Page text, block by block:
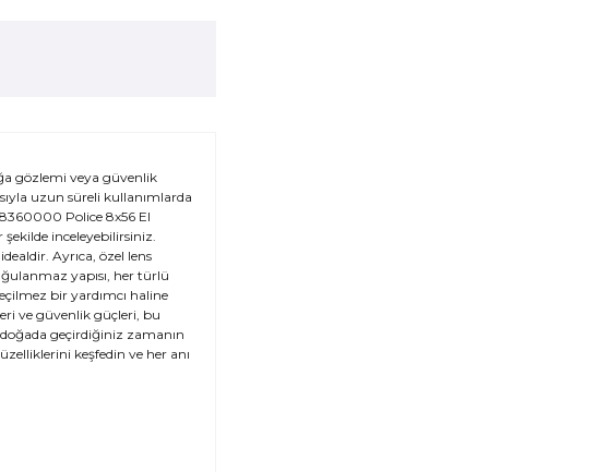
gözlemi veya güvenlik
uzun süreli kullanımlarda
Police 8x56 El
inceleyebilirsiniz.
Ayrıca, özel lens
yapısı, her türlü
bir yardımcı haline
ve güvenlik güçleri, bu
geçirdiğiniz zamanın
keşfedin ve her anı